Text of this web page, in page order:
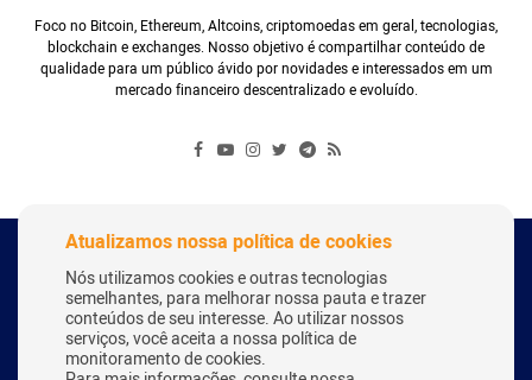
Foco no Bitcoin, Ethereum, Altcoins, criptomoedas em geral, tecnologias,
blockchain e exchanges. Nosso objetivo é compartilhar conteúdo de
qualidade para um público ávido por novidades e interessados em um
mercado financeiro descentralizado e evoluído.
Copyright Webitcoin 2018 - Todos os Direitos Reservados
Desenvolvido por: Herick Correa
Atualizamos nossa política de cookies
Nós utilizamos cookies e outras tecnologias
semelhantes, para melhorar nossa pauta e trazer
conteúdos de seu interesse. Ao utilizar nossos
serviços, você aceita a nossa política de
monitoramento de cookies.